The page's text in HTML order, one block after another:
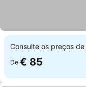
Consulte os preços de
De € 85